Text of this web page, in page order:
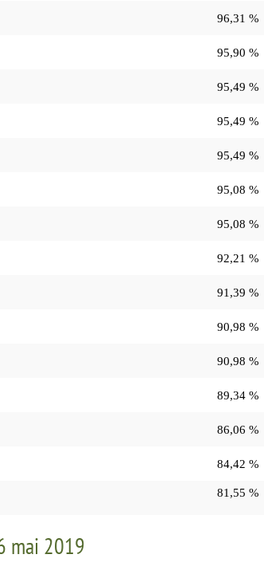
96,31 %
95,90 %
95,49 %
95,49 %
95,49 %
95,08 %
95,08 %
92,21 %
91,39 %
90,98 %
90,98 %
89,34 %
86,06 %
84,42 %
81,55 %
mai 2019